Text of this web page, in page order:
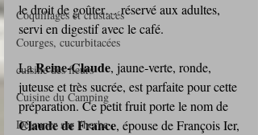
Coquillages et crustacés
Courges, cucurbitacées
cuisine des fleurs
Cuisine du Camping
Déjeuner sur l'herbe
le droit de goûter… réservé aux adultes,
servi en digestif avec le café.
La Reine‑Claude, jaune‑verte, ronde,
juteuse et très sucrée, est parfaite pour cette
préparation. Ce petit fruit porte le nom de
Claude de France, épouse de François Ier,